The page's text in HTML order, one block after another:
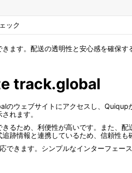
ック
ます。配送の透明性と安心感を確保
track.global
ウェブサイトにアクセスし、Quiqup
れます。
るため、利便性が高いです。また、
跡情報と連携しているため、信頼性も
きます。シンプルなインターフェー